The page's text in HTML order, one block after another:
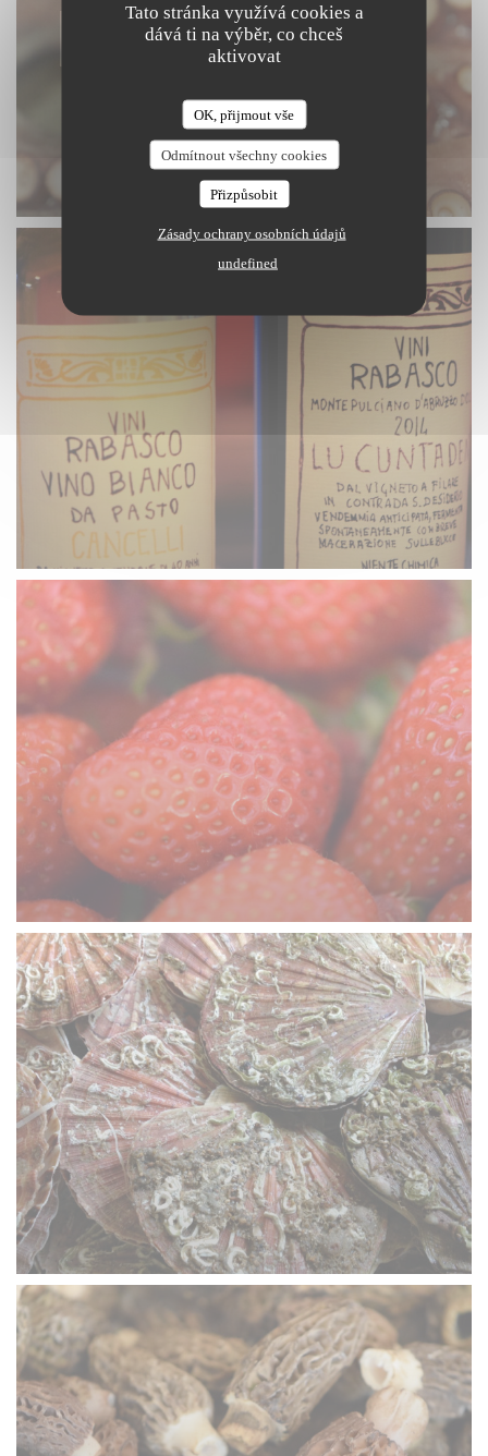
Tato stránka využívá cookies a
dává ti na výběr, co chceš
aktivovat
OK, přijmout vše
Odmítnout všechny cookies
Přizpůsobit
Zásady ochrany osobních údajů
undefined